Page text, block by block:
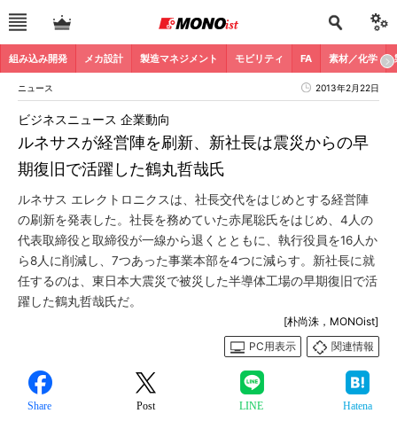
組み込み開発 メカ設計 製造マネジメント モビリティ FA 素材／化学
ニュース 2013年2月22日
ルネサスが経営陣を刷新、新社長は震災からの早
期復旧で活躍した鶴丸哲哉氏
ビジネスニュース 企業動向
ルネサス エレクトロニクスは、社長交代をはじめとする経営陣
の刷新を発表した。社長を務めていた赤尾聡氏をはじめ、4人の
代表取締役と取締役が一線から退くとともに、執行役員を16人か
ら8人に削減し、7つあった事業本部を4つに減らす。新社長に就
任するのは、東日本大震災で被災した半導体工場の早期復旧で活
躍した鶴丸哲哉氏だ。
[朴尚洙，MONOist]
PC用表示
関連情報
Share Post LINE Hatena